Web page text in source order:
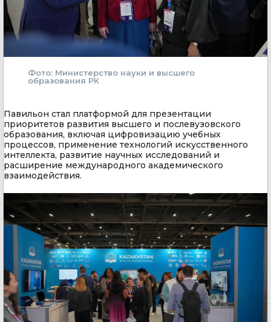
Фото: Министерство науки и высшего
образования РК
Павильон стал платформой для презентации
приоритетов развития высшего и послевузовского
образования, включая цифровизацию учебных
процессов, применение технологий искусственного
интеллекта, развитие научных исследований и
расширение международного академического
взаимодействия.